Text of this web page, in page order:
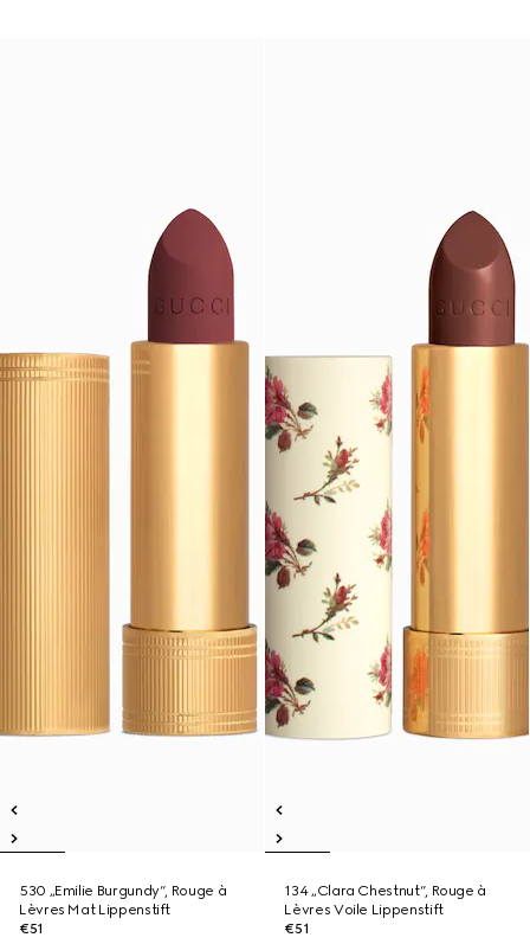
530 „Emilie Burgundy“, Rouge à
Lèvres Mat Lippenstift
€51
134 „Clara Chestnut“, Rouge à
Lèvres Voile Lippenstift
€51